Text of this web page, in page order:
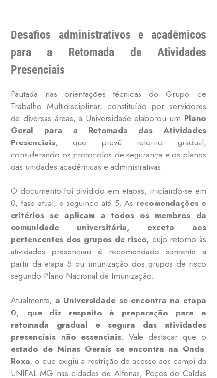
Desafios administrativos e acadêmicos
para a Retomada de Atividades
Presenciais
Pautada nas orientações técnicas do Grupo de
Trabalho Multidisciplinar, constituído por servidores
de diversas áreas, a Universidade elaborou um Plano
Geral para a Retomada das Atividades
Presenciais, que prevê retorno gradual,
considerando os protocolos de segurança e os planos
das unidades acadêmicas e administrativas.
O documento foi dividido em etapas, iniciando-se em
0, fase atual, e seguindo até 5. As recomendações e
critérios se aplicam a todos os membros da
comunidade universitária, exceto aos
pertencentes dos grupos de risco, cujo retorno às
atividades presenciais é recomendado somente a
partir da etapa 5 ou imunização dos grupos de risco
segundo Plano Nacional de Imunização.
Atualmente,a Universidade se encontra na etapa
0, que diz respeito à preparação para a
retomada gradual e segura das atividades
presenciais não essenciais. Vale destacar que o
estado de Minas Gerais se encontra na Onda
Roxa, o que exigiu a restrição de acesso aos campi da
UNIFAL-MG nas cidades de Alfenas, Poços de Caldas